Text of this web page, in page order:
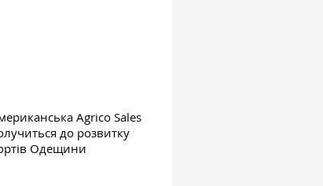
Agrico Sales
до розвитку
Одещини